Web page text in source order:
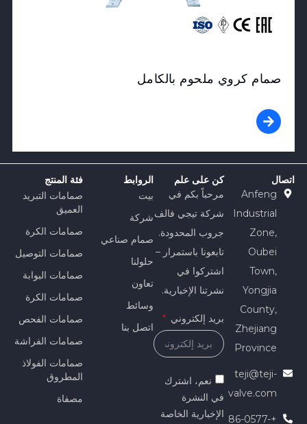
صمام كروي ملحوم بالكامل
اتصال
Anfeng
Industrial
Zone,
Oubei
Town,
Yongjia
County,
Zhejiang
Province
teji@teji-
valve.com
+86-0577-
كن على علم
مرحباً بكم في
شركة تيجي فالف
جروب المحدودة.
تابعونا باستمرار –
اشتركوا في
نشرتنا الإخبارية.
بريد إلكتروني
نعم، اشترك
في النشرة
الإخبارية الخاصة
الروابط
بيت
شركة
صمام صناعي
حلولنا
تعاون
وسائط
اتصل بنا
فئة المنتج
صمامات التبريد
العميق
صمامات الكرة
صمامات التوصيل
صمامات البوابة
صمامات الكرة
صمامات الفحص
صمامات الفراشة
صمامات الفولاذ
المطروق
مصفاة